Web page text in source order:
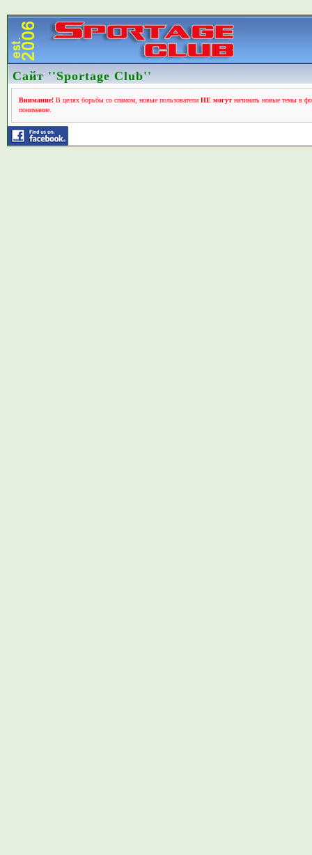
Сайт ''Sportage Club''
Внимание!В целях борьбы со спамом, новые пользователи НЕ могутначинать новые темы в
понимание.